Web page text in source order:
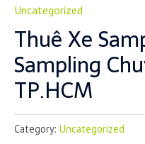
Uncategorized
Thuê Xe
Sampling
TP.HCM
Category:Uncategorized